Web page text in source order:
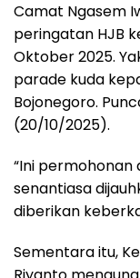
Camat Ngasem
peringatan HJB
Oktober 2025.
parade kuda
Bojonegoro.
(20/10/2025).
“Ini
senantiasa
diberikan
Sementara itu,